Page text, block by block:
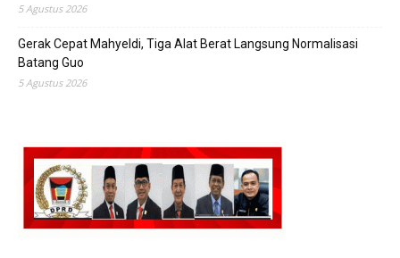
5 Agustus 2026
Gerak Cepat Mahyeldi, Tiga Alat Berat Langsung Normalisasi
Batang Guo
5 Agustus 2026